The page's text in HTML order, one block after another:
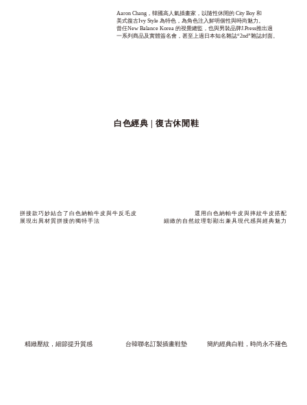
Aaron Chang，韓國高人氣插畫家，以隨性休閒的 City Boy 和
美式復古Ivy Style 為特色，為角色注入鮮明個性與時尚魅力。
曾任New Balance Korea 的視覺總監，也與男裝品牌J.Press推出過
一系列商品及實體簽名會，甚至上過日本知名雜誌“2nd”雜誌封面。
白色經典 | 復古休閒鞋
拼接款巧妙結合了白色納帕牛皮與牛反毛皮
展現出異材質拼接的獨特手法
選用白色納帕牛皮與摔紋牛皮搭配
細緻的自然紋理彰顯出兼具現代感與經典魅力
精緻壓紋，細節提升質感 台韓聯名訂製插畫鞋墊 簡約經典白鞋，時尚永不褪色